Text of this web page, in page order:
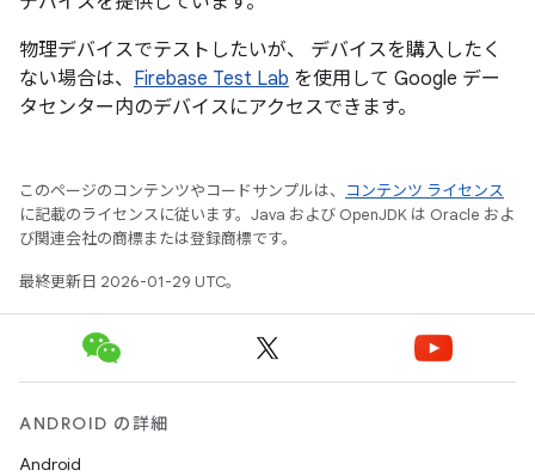
物理デバイスでテストしたいが、 デバイスを購入したく
ない場合は、 Firebase Test Lab を使用して Google デー
タセンター内のデバイスにアクセスできます。
このページのコンテンツやコードサンプルは、
コンテンツ ライセンス
に記載のライセンスに従います。Java および OpenJDK は Oracle およ
び関連会社の商標または登録商標です。
最終更新日 2026-01-29 UTC。
ANDROID の詳細
Android